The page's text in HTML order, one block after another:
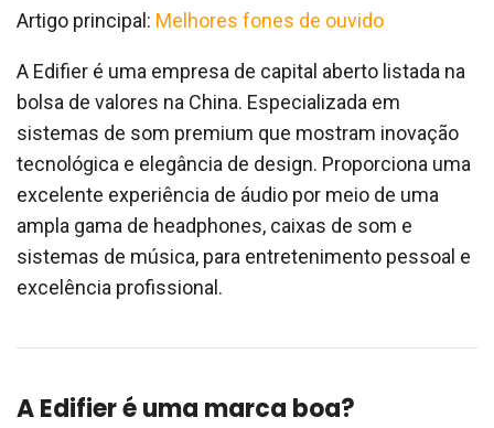
Artigo principal: Melhores fones de ouvido
A Edifier é uma empresa de capital aberto listada na
bolsa de valores na China. Especializada em
sistemas de som premium que mostram inovação
tecnológica e elegância de design. Proporciona uma
excelente experiência de áudio por meio de uma
ampla gama de headphones, caixas de som e
sistemas de música, para entretenimento pessoal e
excelência profissional.
A Edifier é uma marca boa?